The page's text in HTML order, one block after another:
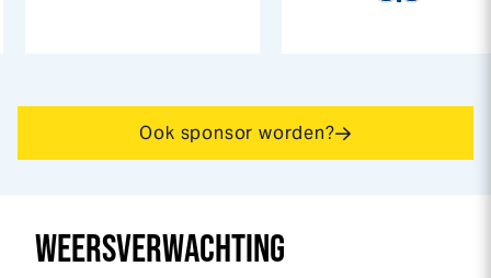
Ook sponsor worden?
WEERSVERWACHTING